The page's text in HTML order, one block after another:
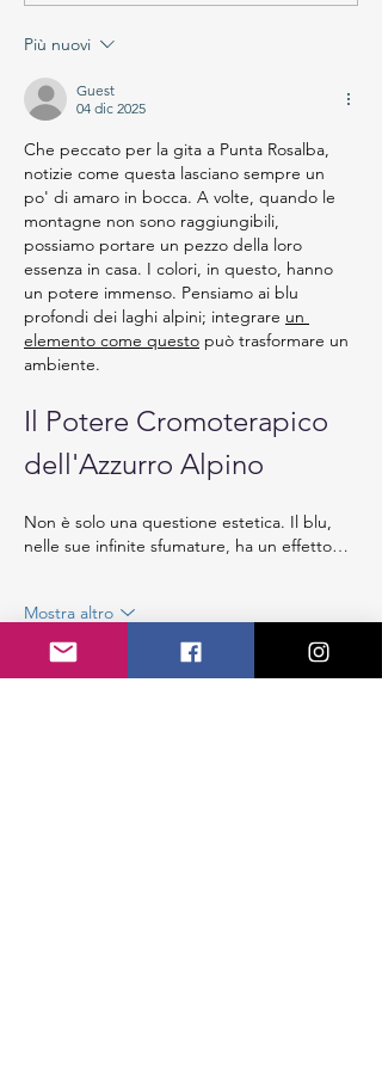
Più nuovi
Guest
04 dic 2025
Che peccato per la gita a Punta Rosalba,
notizie come questa lasciano sempre un
po' di amaro in bocca. A volte, quando le
montagne non sono raggiungibili,
possiamo portare un pezzo della loro
essenza in casa. I colori, in questo, hanno
un potere immenso. Pensiamo ai blu
profondi dei laghi alpini; integrare un
elemento come questo può trasformare un
ambiente.
Il Potere Cromoterapico
dell'Azzurro Alpino
Non è solo una questione estetica. Il blu,
nelle sue infinite sfumature, ha un effetto…
Mostra altro
Mi piace Rispondi